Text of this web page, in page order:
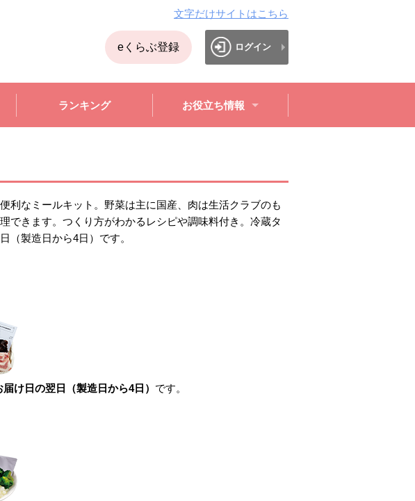
文字だけサイトはこちら
eくらぶ登録 ログイン
ランキング お役立ち情報
利なミールキット。野菜は主に国産、肉は生活クラブのも
できます。つくり方がわかるレシピや調味料付き。冷蔵タ
（製造日から4日）です。
け日の翌日（製造日から4日） です。